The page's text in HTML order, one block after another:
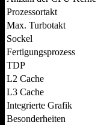
Prozessortakt
Max. Turbotakt
Sockel
Fertigungsprozess
TDP
L2 Cache
L3 Cache
Integrierte Grafik
Besonderheiten